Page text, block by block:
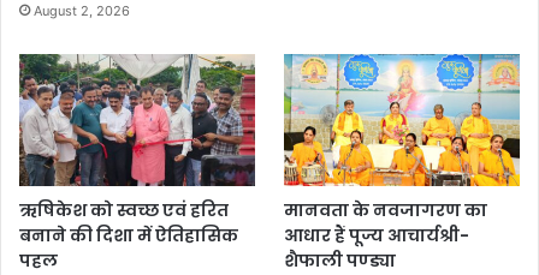
August 2, 2026
ऋषिकेश को स्वच्छ एवं हरित
बनाने की दिशा में ऐतिहासिक
पहल
मानवता के नवजागरण का
आधार हैं पूज्य आचार्यश्री-
शैफाली पण्ड्या